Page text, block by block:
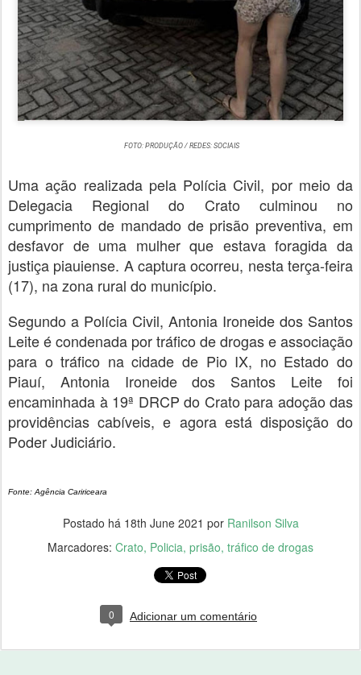
FOTO: PRODUÇÃO / REDES: SOCIAIS
Uma ação realizada pela Polícia Civil, por meio da
Delegacia Regional do Crato culminou no
cumprimento de mandado de prisão preventiva, em
desfavor de uma mulher que estava foragida da
justiça piauiense. A captura ocorreu, nesta terça-feira
(17), na zona rural do município.
Segundo a Polícia Civil, Antonia Ironeide dos Santos
Leite é condenada por tráfico de drogas e associação
para o tráfico na cidade de Pio IX, no Estado do
Piauí, Antonia Ironeide dos Santos Leite foi
encaminhada à 19ª DRCP do Crato para adoção das
providências cabíveis, e agora está disposição do
Poder Judiciário.
Fonte: Agência Caririceara
Postado há 18th June 2021 por Ranilson Silva
Marcadores: Crato Policia prisão tráfico de drogas
0 Adicionar um comentário